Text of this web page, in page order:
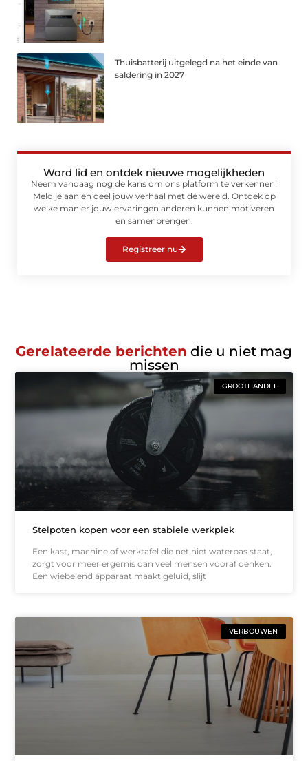
Thuisbatterij uitgelegd na het einde van
saldering in 2027
Word lid en ontdek nieuwe mogelijkheden
Neem vandaag nog de kans om ons platform te verkennen!
Meld je aan en deel jouw verhaal met de wereld. Ontdek op
welke manier jouw ervaringen anderen kunnen motiveren
en samenbrengen.
Registreer nu
Gerelateerde berichten die u niet mag
missen
GROOTHANDEL
Stelpoten kopen voor een stabiele werkplek
Een kast, machine of werktafel die net niet waterpas staat,
zorgt voor meer ergernis dan veel mensen vooraf denken.
Een wiebelend apparaat maakt geluid, slijt
VERBOUWEN